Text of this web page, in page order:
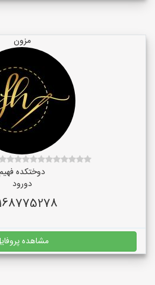
مزون
دوختکده
دورود
مشاهده